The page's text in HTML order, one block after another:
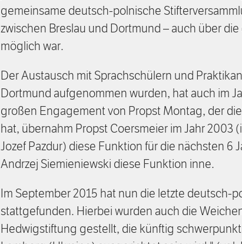
gemeinsame deutsch-polnische
zwischen Breslau und Dortmund – auch über
möglich war.
Der Austausch mit Sprachschülern und
Dortmund aufgenommen wurden, hat auch im
großen Engagement von Propst Montag, der
hat, übernahm Propst Coersmeier im Jahr 2003
Jozef Pazdur) diese Funktion für die nächsten 6
Andrzej Siemieniewski diese Funktion inne.
Im September 2015 hat nun die letzte deutsch-
stattgefunden. Hierbei wurden auch die
Hedwigstiftung gestellt, die künftig